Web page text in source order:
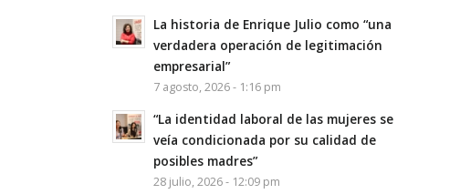
La historia de Enrique Julio como “una
verdadera operación de legitimación
empresarial”
7 agosto, 2026 - 1:16 pm
“La identidad laboral de las mujeres se
veía condicionada por su calidad de
posibles madres”
28 julio, 2026 - 12:09 pm